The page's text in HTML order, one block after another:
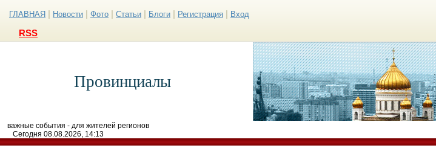
ГЛАВНАЯ Новости Фото Статьи Блоги Регистрация Вход
RSS
Провинциалы
важные события - для жителей регионов
Сегодня 08.08.2026, 14:13